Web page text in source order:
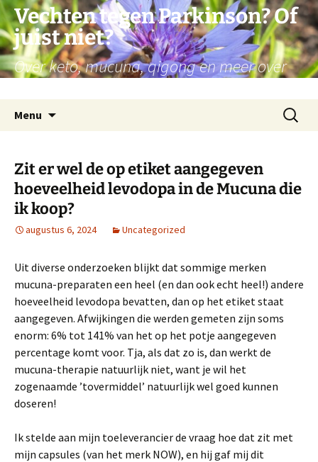
Ga
naar
de
inhoud
Vechten tegen Parkinson? Of
juist niet?
Over keto, mucuna, qigong en meer over
Menu
Zoeken
naar:
Zit er wel de op etiket aangegeven
hoeveelheid levodopa in de Mucuna die
ik koop?
augustus 6, 2024 Uncategorized
Uit diverse onderzoeken blijkt dat sommige merken
mucuna-preparaten een heel (en dan ook echt heel!) andere
hoeveelheid levodopa bevatten, dan op het etiket staat
aangegeven. Afwijkingen die werden gemeten zijn soms
enorm: 6% tot 141% van het op het potje aangegeven
percentage komt voor. Tja, als dat zo is, dan werkt de
mucuna-therapie natuurlijk niet, want je wil het
zogenaamde ’tovermiddel’ natuurlijk wel goed kunnen
doseren!
Ik stelde aan mijn toeleverancier de vraag hoe dat zit met
mijn capsules (van het merk NOW), en hij gaf mij dit